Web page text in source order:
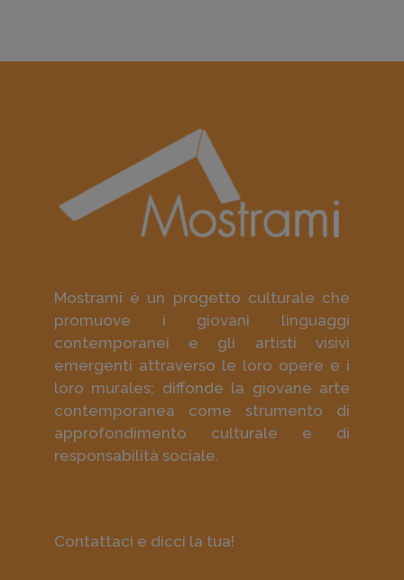
Mostrami è un progetto culturale che
promuove i giovani linguaggi
contemporanei e gli artisti visivi
emergenti attraverso le loro opere e i
loro murales; diffonde la giovane arte
contemporanea come strumento di
approfondimento culturale e di
responsabilità sociale.
Contattaci e dicci la tua!